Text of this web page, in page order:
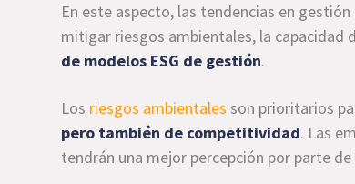
En este aspecto, las tendencias en
mitigar riesgos ambientales, la capacidad
de modelos ESG de gestión.
Los riesgos ambientales son prioritarios
pero también de competitividad. Las
tendrán una mejor percepción por parte